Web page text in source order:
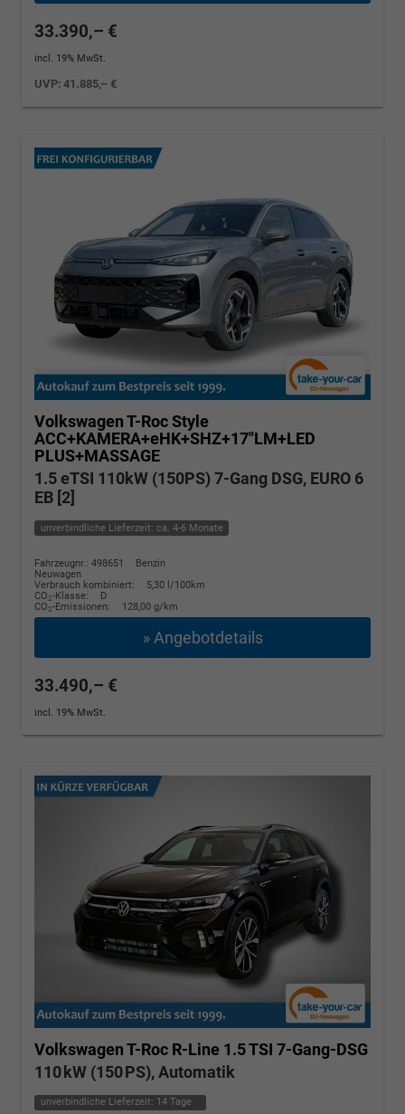
33.390,– €
incl. 19% MwSt.
UVP:41.885,– €
Volkswagen T-RocStyle
ACC+KAMERA+eHK+SHZ+17"LM+LED
PLUS+MASSAGE
1.5 eTSI 110kW (150PS) 7-Gang DSG, EURO 6
EB [2]
unverbindliche Lieferzeit: ca. 4-6 Monate
Fahrzeugnr.: 498651
Benzin
Neuwagen
Verbrauch kombiniert:
5,30 l/100km
CO2-Klasse:
D
CO2-Emissionen: 128,00 g/km
» Angebotdetails
33.490,– €
incl. 19% MwSt.
Volkswagen T-Roc R-Line 1.5 TSI 7-Gang-DSG
110 kW (150 PS), Automatik
unverbindliche Lieferzeit: 14 Tage